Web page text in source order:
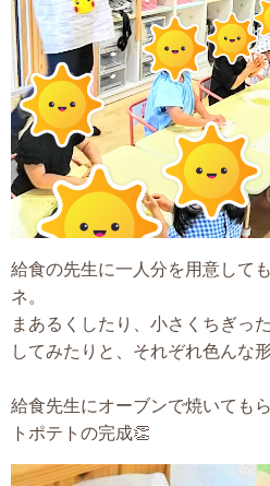
給食の先生に一人分を用意して
ネ。
まあるくしたり、小さくちぎっ
してみたりと、それぞれ色んな
給食先生にオーブンで焼いても
トポテトの完成👏